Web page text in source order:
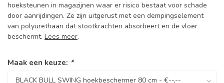
hoeksteunen in magazijnen waar er risico bestaat voor schade
door aanrijdingen. Ze zijn uitgerust met een dempingselement
van polyurethaan dat stootkrachten absorbeert en de vloer
beschermt. Lees meer.
Maak een keuze: *